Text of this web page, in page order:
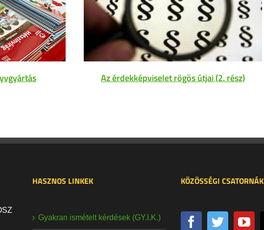
Az érdekképviselet rögös útjai (2. rész)
HASZNOS LINKEK
Gyakran ismételt kérdések (GY.I.K.)
KÖZÖSSÉGI CSATORNÁK